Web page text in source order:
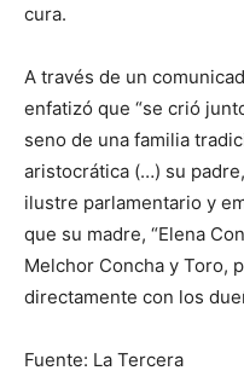
cura.
A través de un
enfatizó que “se crió
seno de una familia
aristocrática (…) su
ilustre parlamentario y
que su madre, “Elena
Melchor Concha y Toro,
directamente con los
Fuente: La Tercera